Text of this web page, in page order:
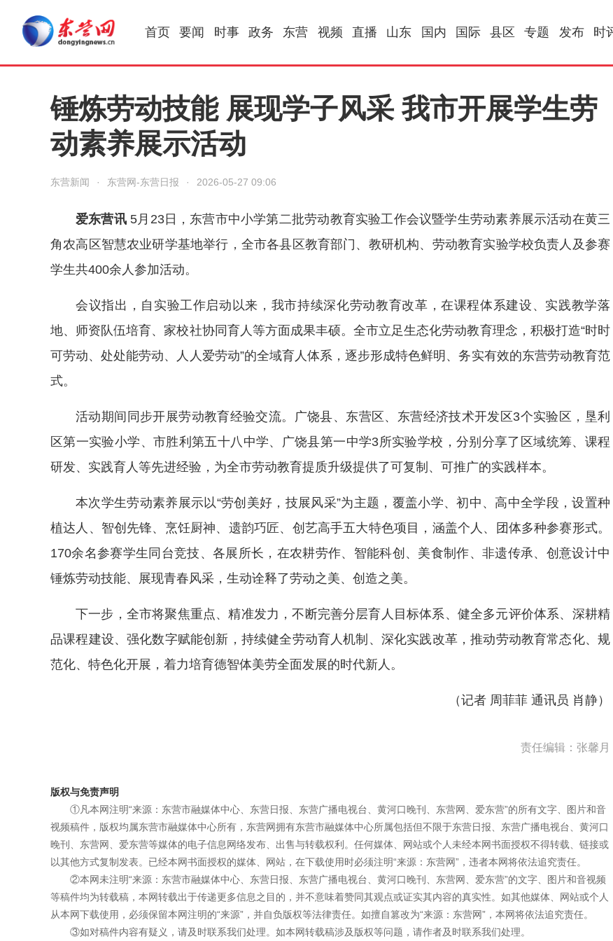
首页 要闻 时事 政务 东营 视频 直播 山东 国内 国际 县区 专题 发布 时
锤炼劳动技能 展现学子风采 我市开展学生劳
动素养展示活动
东营新闻 · 东营网-东营日报 · 2026-05-27 09:06
爱东营讯 5月23日，东营市中小学第二批劳动教育实验工作会议暨学生劳动素养展示活动在黄三
角农高区智慧农业研学基地举行，全市各县区教育部门、教研机构、劳动教育实验学校负责人及参赛
学生共400余人参加活动。
会议指出，自实验工作启动以来，我市持续深化劳动教育改革，在课程体系建设、实践教学落
地、师资队伍培育、家校社协同育人等方面成果丰硕。全市立足生态化劳动教育理念，积极打造“时时
可劳动、处处能劳动、人人爱劳动”的全域育人体系，逐步形成特色鲜明、务实有效的东营劳动教育范
式。
活动期间同步开展劳动教育经验交流。广饶县、东营区、东营经济技术开发区3个实验区，垦利
区第一实验小学、市胜利第五十八中学、广饶县第一中学3所实验学校，分别分享了区域统筹、课程
研发、实践育人等先进经验，为全市劳动教育提质升级提供了可复制、可推广的实践样本。
本次学生劳动素养展示以“劳创美好，技展风采”为主题，覆盖小学、初中、高中全学段，设置种
植达人、智创先锋、烹饪厨神、遗韵巧匠、创艺高手五大特色项目，涵盖个人、团体多种参赛形式。
170余名参赛学生同台竞技、各展所长，在农耕劳作、智能科创、美食制作、非遗传承、创意设计中
锤炼劳动技能、展现青春风采，生动诠释了劳动之美、创造之美。
下一步，全市将聚焦重点、精准发力，不断完善分层育人目标体系、健全多元评价体系、深耕精
品课程建设、强化数字赋能创新，持续健全劳动育人机制、深化实践改革，推动劳动教育常态化、规
范化、特色化开展，着力培育德智体美劳全面发展的时代新人。
（记者 周菲菲 通讯员 肖静）
责任编辑：张馨月
版权与免责声明
①凡本网注明“来源：东营市融媒体中心、东营日报、东营广播电视台、黄河口晚刊、东营网、爱东营”的所有文字、图片和音
视频稿件，版权均属东营市融媒体中心所有，东营网拥有东营市融媒体中心所属包括但不限于东营日报、东营广播电视台、黄河口
晚刊、东营网、爱东营等媒体的电子信息网络发布、出售与转载权利。任何媒体、网站或个人未经本网书面授权不得转载、链接或
以其他方式复制发表。已经本网书面授权的媒体、网站，在下载使用时必须注明“来源：东营网”，违者本网将依法追究责任。
②本网未注明“来源：东营市融媒体中心、东营日报、东营广播电视台、黄河口晚刊、东营网、爱东营”的文字、图片和音视频
等稿件均为转载稿，本网转载出于传递更多信息之目的，并不意味着赞同其观点或证实其内容的真实性。如其他媒体、网站或个人
从本网下载使用，必须保留本网注明的“来源”，并自负版权等法律责任。如擅自篡改为“来源：东营网”，本网将依法追究责任。
③如对稿件内容有疑义，请及时联系我们处理。如本网转载稿涉及版权等问题，请作者及时联系我们处理。